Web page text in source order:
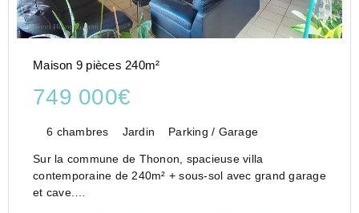
Maison 9 pièces 240m²
749 000€
6 chambres Jardin Parking / Garage
Sur la commune de Thonon, spacieuse villa
contemporaine de 240m² + sous-sol avec grand garage
et cave.